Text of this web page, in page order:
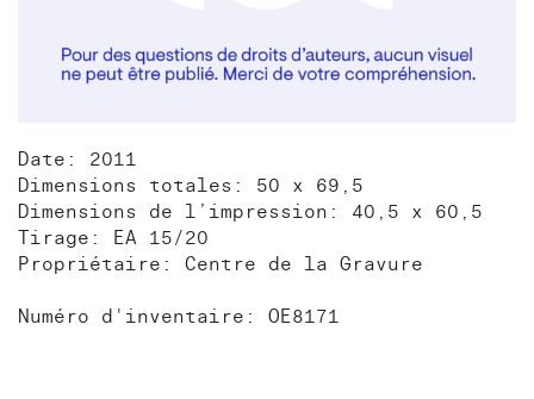
Date: 2011
Dimensions totales: 50 x 69,5
Dimensions de l’impression: 40,5 x 60,5
Tirage: EA 15/20
Propriétaire: Centre de la Gravure
Numéro d'inventaire: OE8171